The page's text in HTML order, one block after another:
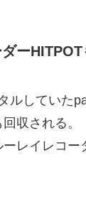
ーHITPOT
ルしていた
収される。
レイレコー